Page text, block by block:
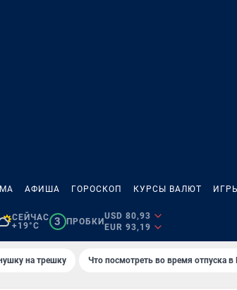
АФИША ГОРОСКОП КУРСЫ ВАЛЮТ
СЕЙЧАС
+19°C
3 ПРОБКИ
USD 80,93
EUR 93,19
на трешку Что посмотреть во время отпуска в